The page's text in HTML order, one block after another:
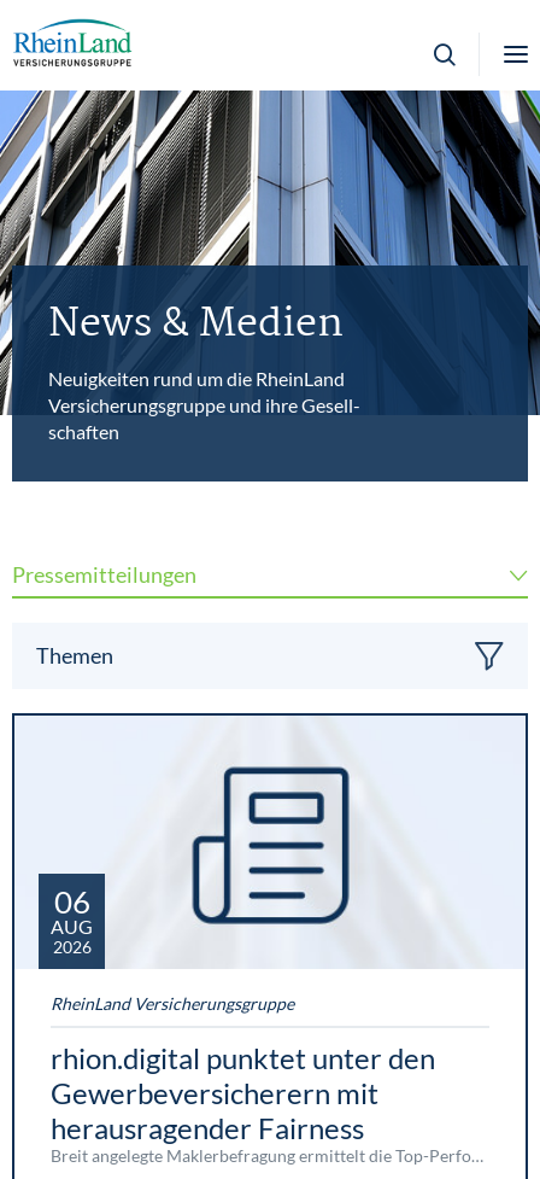
Unternehmen
Karriere
Newsroom
Partner
Investor Relations
News & Medien
Neuigkeiten rund um die RheinLand
Versicherungs­gruppe und ihre Gesell­
schaften
Pressemitteilungen
Themen
06
AUG
2026
RheinLand Versicherungsgruppe
rhion.digital punktet unter den
Gewerbeversicherern mit
herausragender Fairness
Breit angelegte Maklerbefragung ermittelt die Top-Performer